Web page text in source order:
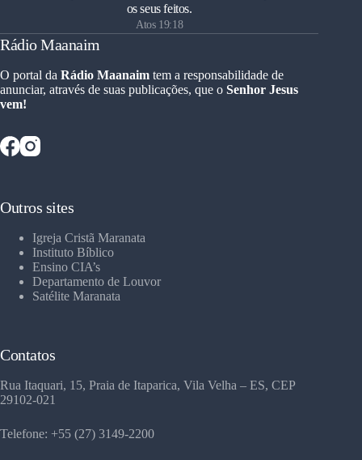
os seus feitos.
Atos 19:18
Rádio Maanaim
O portal da Rádio Maanaim tem a responsabilidade de
anunciar, através de suas publicações, que o Senhor Jesus
vem!
Outros sites
Igreja Cristã Maranata
Instituto Bíblico
Ensino CIA’s
Departamento de Louvor
Satélite Maranata
Contatos
Rua Itaquari, 15, Praia de Itaparica, Vila Velha – ES, CEP
29102-021
Telefone: +55 (27) 3149-2200